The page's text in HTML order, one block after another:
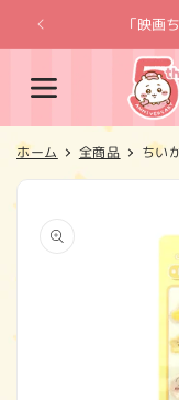
ンツに
進む
「映画
ホーム 全商品 ちい
報にス
キップ